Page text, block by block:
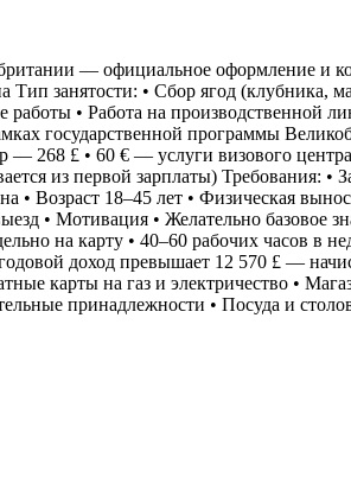
— официальное оформление и
Тип занятости: • Сбор ягод
работы • Работа на производственной
государственной программы
— 268 £ • 60 € — услуги визового
из первой зарплаты) Требования: •
• Возраст 18–45 лет • Физическая
• Мотивация • Желательно базовое
на карту • 40–60 рабочих часов в
доход превышает 12 570 £ —
карты на газ и электричество •
принадлежности • Посуда и